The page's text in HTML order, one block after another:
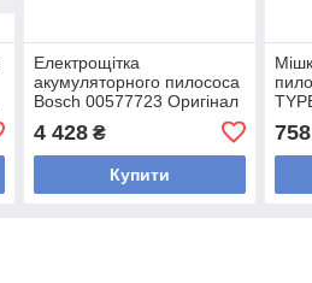
Електрощітка
акумуляторного пилососа
Bosch 00577723 Оригінал
4 428₴
Купити
758